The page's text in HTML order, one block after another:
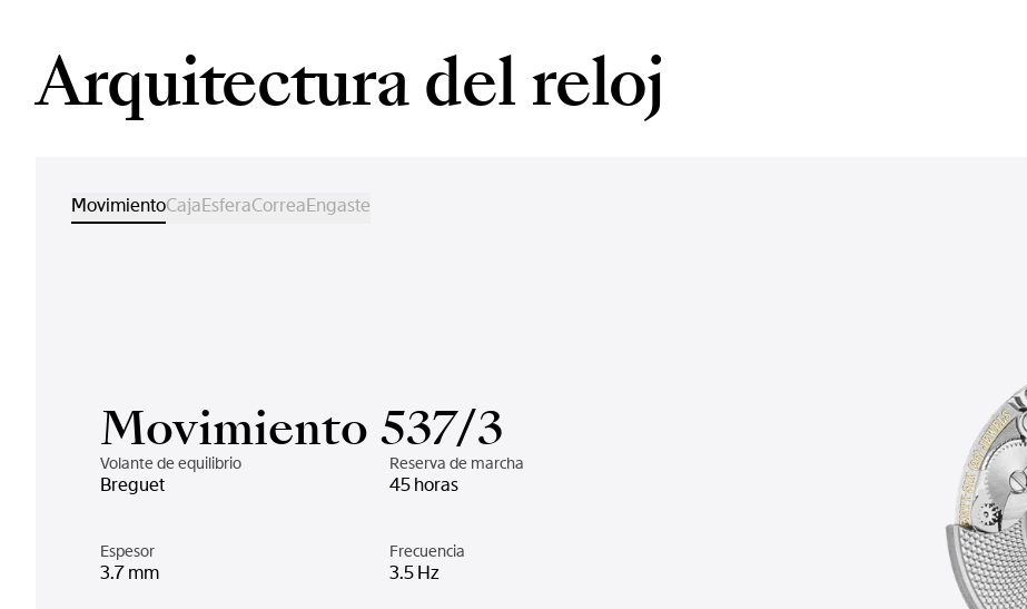
Arquitectura del reloj
MovimientoCajaEsferaCorreaEngaste
Movimiento 537/3
Volante de equilibrio
Breguet
Reserva de marcha
45 horas
Espesor
3.7 mm
Frecuencia
3.5 Hz